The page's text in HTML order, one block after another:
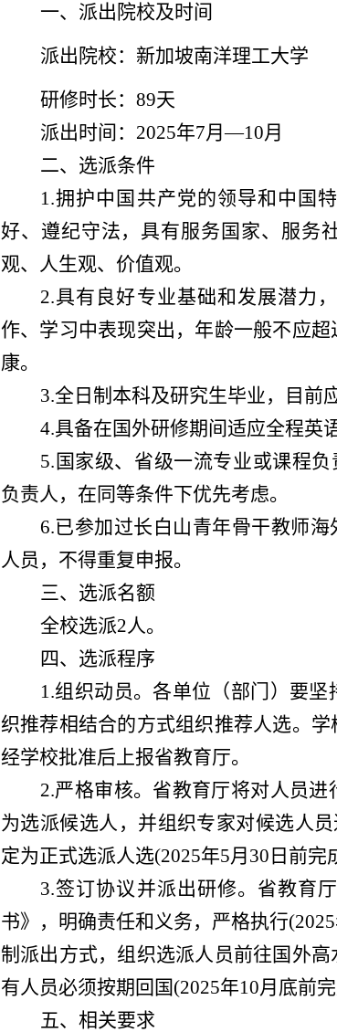
一、派出院校及时间
派出院校：新加坡南洋理工大学
研修时长：89天
派出时间：2025年7月—10月
二、选派条件
1.拥护中国共产党的领导和中国
好、遵纪守法，具有服务国家、服务
观、人生观、价值观。
2.具有良好专业基础和发展潜力
作、学习中表现突出，年龄一般不应
康。
3.全日制本科及研究生毕业，目前
4.具备在国外研修期间适应全程英
5.国家级、省级一流专业或课程
负责人，在同等条件下优先考虑。
6.已参加过长白山青年骨干教师
人员，不得重复申报。
三、选派名额
全校选派2人。
四、选派程序
1.组织动员。各单位（部门）要
织推荐相结合的方式组织推荐人选。学
经学校批准后上报省教育厅。
2.严格审核。省教育厅将对人员
为选派候选人，并组织专家对候选人
定为正式选派人选(2025年5月30日前完
3.签订协议并派出研修。省教育
书》，明确责任和义务，严格执行
制派出方式，组织选派人员前往国外
有人员必须按期回国(2025年10月底前完
五、相关要求